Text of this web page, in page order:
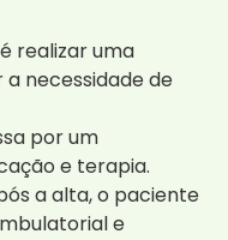
realizar uma
necessidade de
por um
e terapia.
a alta, o paciente
e